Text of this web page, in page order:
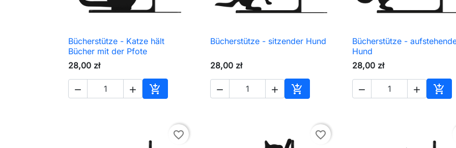
 Schnellansicht
Bücherstütze - Katze hält
Bücher mit der Pfote
28,00 zł
  
In den Warenkorb
 Schnellansicht
Bücherstütze - sitzender Hund
28,00 zł
  
In den Warenkorb
 Schnellansicht
Bücherstütze -
Hund
28,00 zł
  
In
favorite_border favorite_border